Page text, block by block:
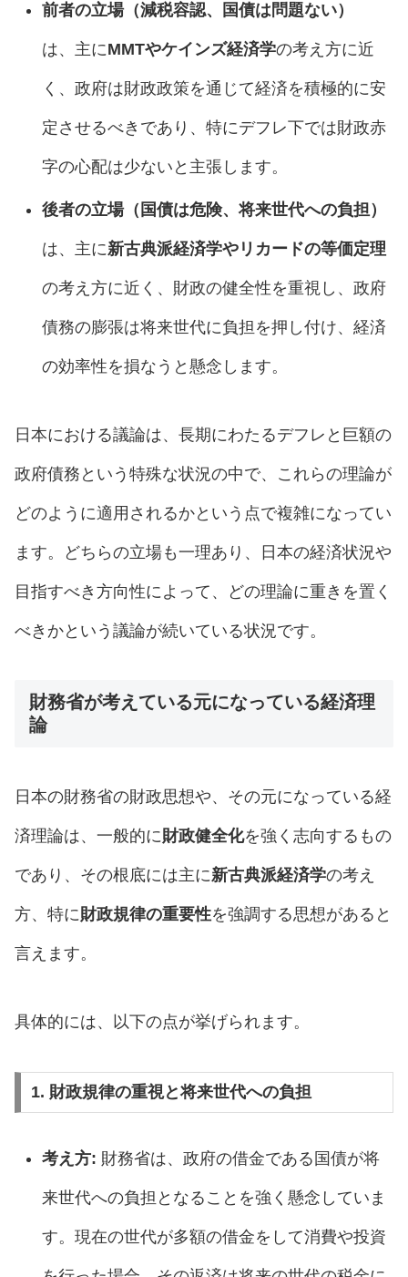
前者の立場（減税容認、国債は問題ない）
は、主にMMTやケインズ経済学の考え方に近
く、政府は財政政策を通じて経済を積極的に安
定させるべきであり、特にデフレ下では財政赤
字の心配は少ないと主張します。
後者の立場（国債は危険、将来世代への負担）
は、主に新古典派経済学やリカードの等価定理
の考え方に近く、財政の健全性を重視し、政府
債務の膨張は将来世代に負担を押し付け、経済
の効率性を損なうと懸念します。
日本における議論は、長期にわたるデフレと巨額の
政府債務という特殊な状況の中で、これらの理論が
どのように適用されるかという点で複雑になってい
ます。どちらの立場も一理あり、日本の経済状況や
目指すべき方向性によって、どの理論に重きを置く
べきかという議論が続いている状況です。
財務省が考えている元になっている経済理
論
日本の財務省の財政思想や、その元になっている経
済理論は、一般的に財政健全化を強く志向するもの
であり、その根底には主に新古典派経済学の考え
方、特に財政規律の重要性を強調する思想があると
言えます。
具体的には、以下の点が挙げられます。
1. 財政規律の重視と将来世代への負担
考え方: 財務省は、政府の借金である国債が将
来世代への負担となることを強く懸念していま
す。現在の世代が多額の借金をして消費や投資